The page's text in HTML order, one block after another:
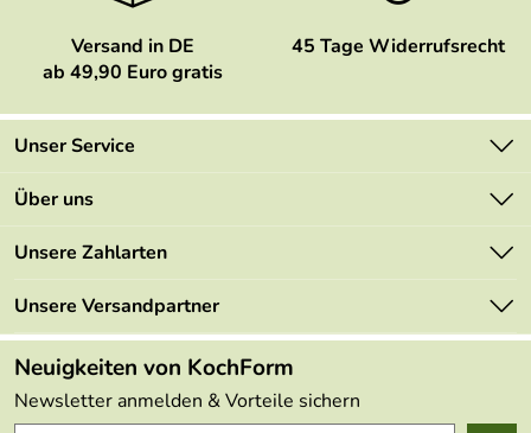
Versand in DE
ab 49,90 Euro gratis
45 Tage Widerrufsrecht
Unser Service
Kontakt
Mehrwertsteuerfrei
Retourenportal
FAQs
Lieferbedingungen
Delivery Terms
Über uns
Marken
Angebote
Made in Germany
Themen
Unsere Zahlarten
Unsere Versandpartner
Neuigkeiten von KochForm
Newsletter anmelden & Vorteile sichern